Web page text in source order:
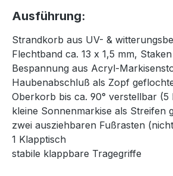
Ausführung:
Strandkorb aus UV- &
Flechtband ca. 13 x 1,5 mm,
Bespannung aus Acryl-
Haubenabschluß als Zopf
Oberkorb bis ca. 90° verstellbar
kleine Sonnenmarkise als Streifen
zwei ausziehbaren Fußrasten
1 Klapptisch
stabile klappbare Tragegriffe